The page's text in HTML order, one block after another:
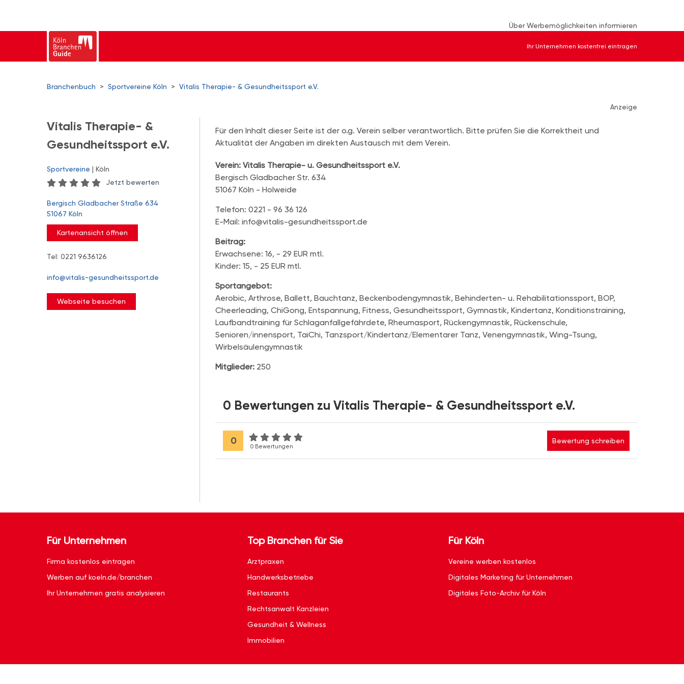
Über Werbemöglichkeiten informieren
Ihr Unternehmen kostenfrei eintragen
Branchenbuch > Sportvereine Köln > Vitalis Therapie- & Gesundheitssport e.V.
Anzeige
Vitalis Therapie- &
Gesundheitssport e.V.
Sportvereine | Köln
Jetzt bewerten
Bergisch Gladbacher Straße 634
51067 Köln
Kartenansicht öffnen
Tel: 0221 9636126
info@vitalis-gesundheitssport.de
Webseite besuchen
Für den Inhalt dieser Seite ist der o.g. Verein selber verantwortlich. Bitte prüfen Sie die Korrektheit und
Aktualität der Angaben im direkten Austausch mit dem Verein.
Verein: Vitalis Therapie- u. Gesundheitssport e.V.
Bergisch Gladbacher Str. 634
51067 Köln - Holweide
Telefon: 0221 - 96 36 126
E-Mail: info@vitalis-gesundheitssport.de
Beitrag:
Erwachsene: 16, - 29 EUR mtl.
Kinder: 15, - 25 EUR mtl.
Sportangebot:
Aerobic, Arthrose, Ballett, Bauchtanz, Beckenbodengymnastik, Behinderten- u. Rehabilitationssport, BOP,
Cheerleading, ChiGong, Entspannung, Fitness, Gesundheitssport, Gymnastik, Kindertanz, Konditionstraining,
Laufbandtraining für Schlaganfallgefährdete, Rheumasport, Rückengymnastik, Rückenschule,
Senioren/innensport, TaiChi, Tanzsport/Kindertanz/Elementarer Tanz, Venengymnastik, Wing-Tsung,
Wirbelsäulengymnastik
Mitglieder: 250
0 Bewertungen zu Vitalis Therapie- & Gesundheitssport e.V.
0
0 Bewertungen
Bewertung schreiben
Für Unternehmen
Firma kostenlos eintragen
Werben auf koeln.de/branchen
Ihr Unternehmen gratis analysieren
Top Branchen für Sie
Arztpraxen
Handwerksbetriebe
Restaurants
Rechtsanwalt Kanzleien
Gesundheit & Wellness
Immobilien
Für Köln
Vereine werben kostenlos
Digitales Marketing für Unternehmen
Digitales Foto-Archiv für Köln